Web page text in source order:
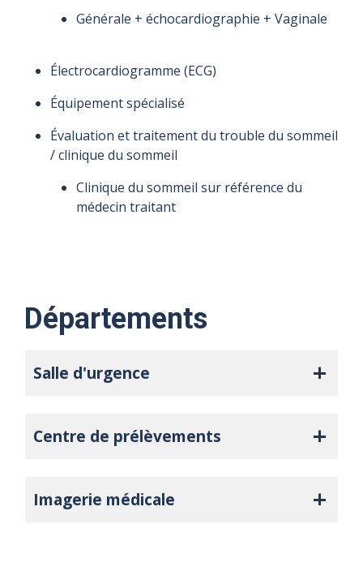
Générale + échocardiographie + Vaginale
Électrocardiogramme (ECG)
Équipement spécialisé
Évaluation et traitement du trouble du sommeil
/ clinique du sommeil
Clinique du sommeil sur référence du
médecin traitant
Départements
Salle d'urgence
Centre de prélèvements
Imagerie médicale